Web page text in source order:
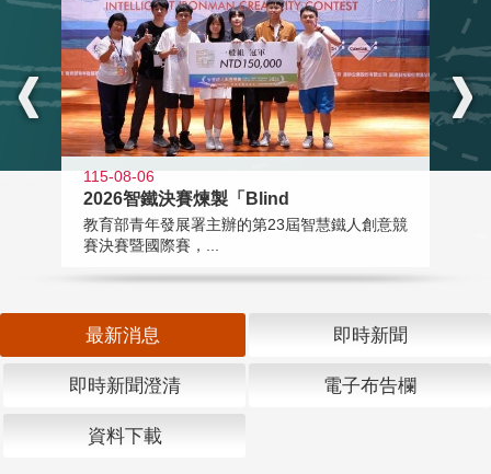
115-08-06
2026智鐵決賽煉製「Blind
教育部青年發展署主辦的第23屆智慧鐵人創意競
賽決賽暨國際賽，...
最新消息 即時新聞
即時新聞澄清 電子布告欄
資料下載